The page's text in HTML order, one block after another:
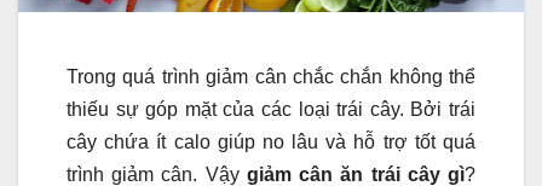
Trong quá trình giảm cân chắc chắn không thể
thiếu sự góp mặt của các loại trái cây. Bởi trái
cây chứa ít calo giúp no lâu và hỗ trợ tốt quá
trình giảm cân. Vậy giảm cân ăn trái cây gì?